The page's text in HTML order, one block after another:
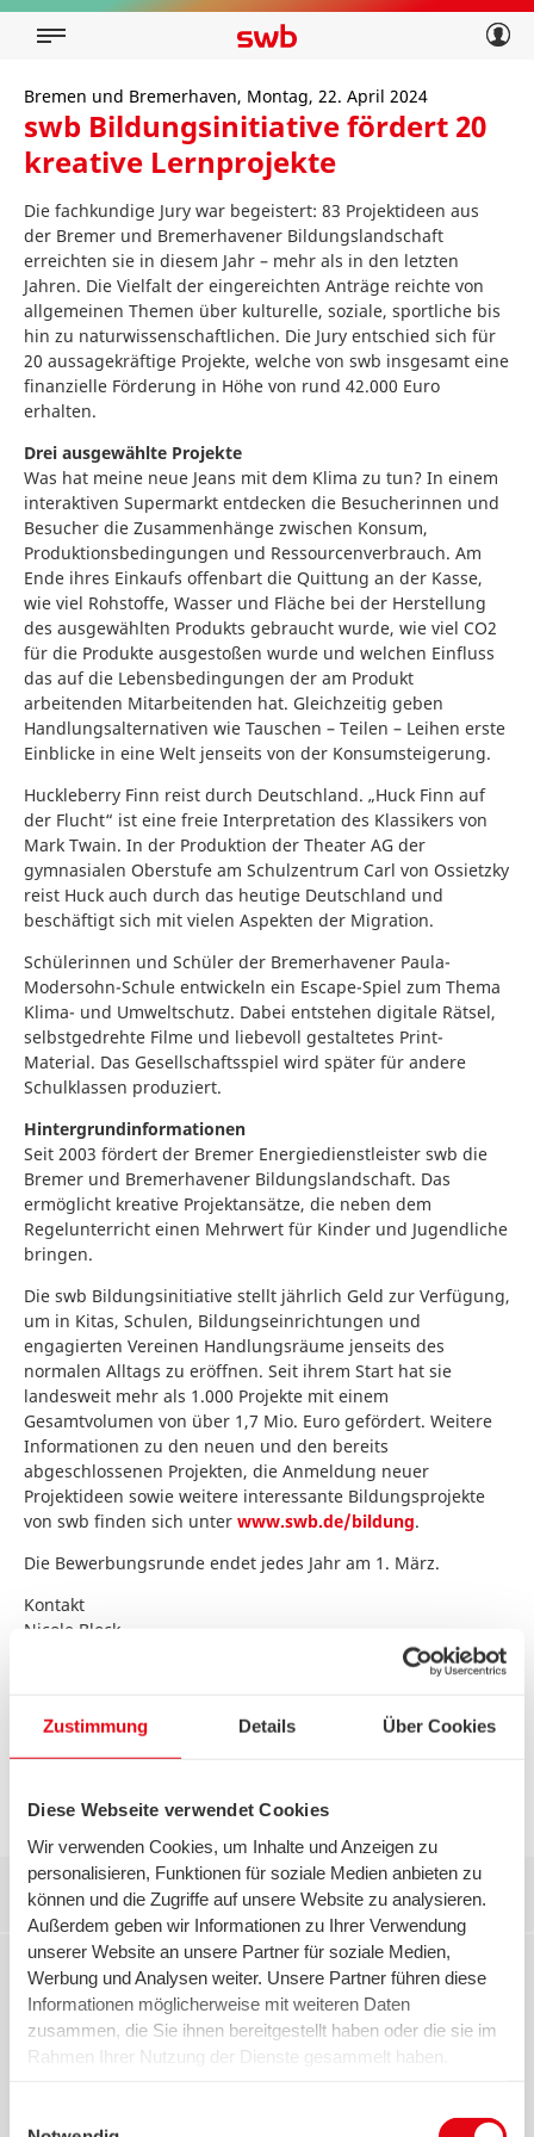
Zustimmung Details Über Cookies
Diese Webseite verwendet Cookies
Wir verwenden Cookies, um Inhalte und Anzeigen zu
personalisieren, Funktionen für soziale Medien anbieten zu
können und die Zugriffe auf unsere Website zu analysieren.
Außerdem geben wir Informationen zu Ihrer Verwendung
unserer Website an unsere Partner für soziale Medien,
Werbung und Analysen weiter. Unsere Partner führen diese
Informationen möglicherweise mit weiteren Daten
zusammen, die Sie ihnen bereitgestellt haben oder die sie im
Rahmen Ihrer Nutzung der Dienste gesammelt haben.
Privatkunden
Über swb
Bremen und Bremerhaven, Montag, 22. April 2024
swb Bildungsinitiative fördert 20
kreative Lernprojekte
Die fachkundige Jury war begeistert: 83 Projektideen aus
der Bremer und Bremerhavener Bildungslandschaft
erreichten sie in diesem Jahr – mehr als in den letzten
Jahren. Die Vielfalt der eingereichten Anträge reichte von
allgemeinen Themen über kulturelle, soziale, sportliche bis
hin zu naturwissenschaftlichen. Die Jury entschied sich für
20 aussagekräftige Projekte, welche von swb insgesamt eine
finanzielle Förderung in Höhe von rund 42.000 Euro
erhalten.
Drei ausgewählte Projekte
Was hat meine neue Jeans mit dem Klima zu tun? In einem
interaktiven Supermarkt entdecken die Besucherinnen und
Besucher die Zusammenhänge zwischen Konsum,
Produktionsbedingungen und Ressourcenverbrauch. Am
Ende ihres Einkaufs offenbart die Quittung an der Kasse,
wie viel Rohstoffe, Wasser und Fläche bei der Herstellung
des ausgewählten Produkts gebraucht wurde, wie viel CO2
für die Produkte ausgestoßen wurde und welchen Einfluss
das auf die Lebensbedingungen der am Produkt
arbeitenden Mitarbeitenden hat. Gleichzeitig geben
Handlungsalternativen wie Tauschen – Teilen – Leihen erste
Einblicke in eine Welt jenseits von der Konsumsteigerung.
Huckleberry Finn reist durch Deutschland. „Huck Finn auf
der Flucht“ ist eine freie Interpretation des Klassikers von
Mark Twain. In der Produktion der Theater AG der
gymnasialen Oberstufe am Schulzentrum Carl von Ossietzky
reist Huck auch durch das heutige Deutschland und
beschäftigt sich mit vielen Aspekten der Migration.
Schülerinnen und Schüler der Bremerhavener Paula-
Modersohn-Schule entwickeln ein Escape-Spiel zum Thema
Klima- und Umweltschutz. Dabei entstehen digitale Rätsel,
selbstgedrehte Filme und liebevoll gestaltetes Print-
Material. Das Gesellschaftsspiel wird später für andere
Schulklassen produziert.
Hintergrundinformationen
Seit 2003 fördert der Bremer Energiedienstleister swb die
Bremer und Bremerhavener Bildungslandschaft. Das
ermöglicht kreative Projektansätze, die neben dem
Regelunterricht einen Mehrwert für Kinder und Jugendliche
bringen.
Die swb Bildungsinitiative stellt jährlich Geld zur Verfügung,
um in Kitas, Schulen, Bildungseinrichtungen und
engagierten Vereinen Handlungsräume jenseits des
normalen Alltags zu eröffnen. Seit ihrem Start hat sie
landesweit mehr als 1.000 Projekte mit einem
Gesamtvolumen von über 1,7 Mio. Euro gefördert. Weitere
Informationen zu den neuen und den bereits
abgeschlossenen Projekten, die Anmeldung neuer
Projektideen sowie weitere interessante Bildungsprojekte
von swb finden sich unter www.swb.de/bildung.
Die Bewerbungsrunde endet jedes Jahr am 1. März.
Kontakt
Nicole Block
28215 Bremen
T 0421 359-3095
Kontakt:
Angela Dittmer
swb AG
Unternehmenskommunikation